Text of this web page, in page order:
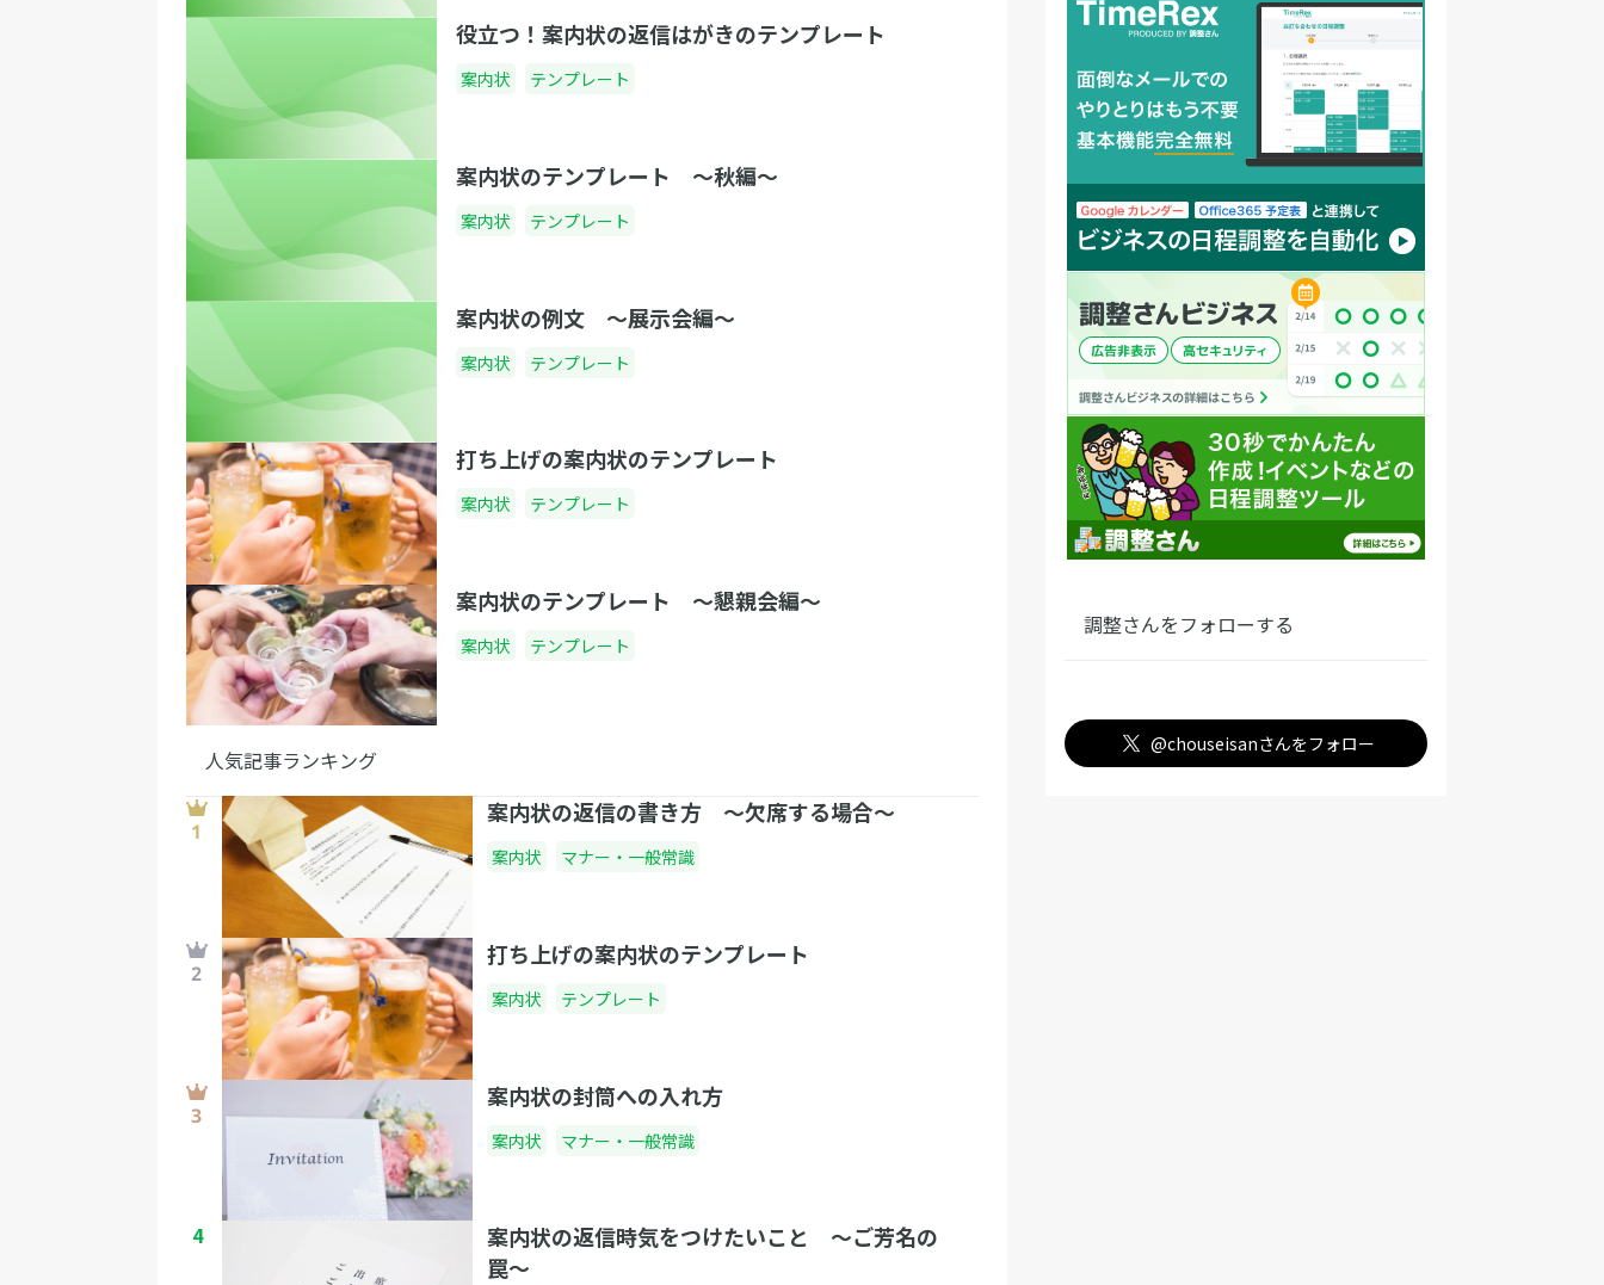
役立つ！案内状の返信はがきのテンプレート
案内状 テンプレート
案内状のテンプレート 〜秋編〜
案内状 テンプレート
案内状の例文 〜展示会編〜
案内状 テンプレート
打ち上げの案内状のテンプレート
案内状 テンプレート
案内状のテンプレート 〜懇親会編〜
案内状 テンプレート
人気記事ランキング
案内状の返信の書き方 〜欠席する場合〜
案内状 マナー・一般常識
打ち上げの案内状のテンプレート
案内状 テンプレート
案内状の封筒への入れ方
案内状 マナー・一般常識
4
案内状の返信時気をつけたいこと 〜ご芳名の
罠〜
調整さんをフォローする
@chouseisanさんをフォロー